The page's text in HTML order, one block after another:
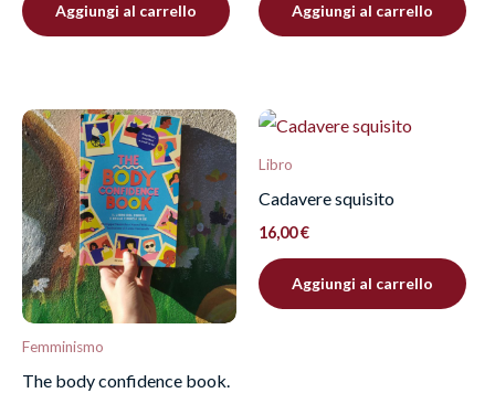
Aggiungi al carrello Aggiungi al carrello
Femminismo
The body confidence book.
Libro
Cadavere squisito
16,00€
Aggiungi al carrello